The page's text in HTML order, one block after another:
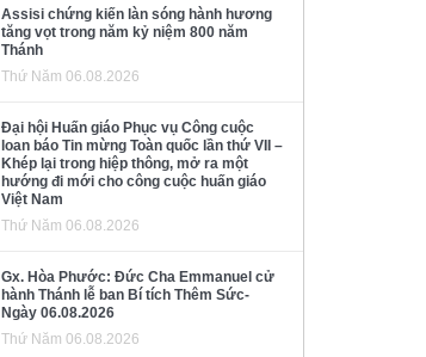
Assisi chứng kiến làn sóng hành hương
tăng vọt trong năm kỷ niệm 800 năm
Thánh
Thứ Năm 06.08.2026
Đại hội Huấn giáo Phục vụ Công cuộc
loan báo Tin mừng Toàn quốc lần thứ VII –
Khép lại trong hiệp thông, mở ra một
hướng đi mới cho công cuộc huấn giáo
Việt Nam
Thứ Năm 06.08.2026
Gx. Hòa Phước: Đức Cha Emmanuel cử
hành Thánh lễ ban Bí tích Thêm Sức-
Ngày 06.08.2026
Thứ Năm 06.08.2026